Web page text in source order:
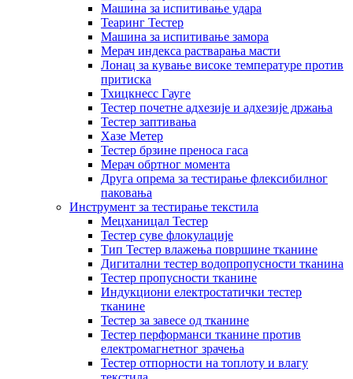
Машина за испитивање удара
Теаринг Тестер
Машина за испитивање замора
Мерач индекса растварања масти
Лонац за кување високе температуре против
притиска
Тхицкнесс Гауге
Тестер почетне адхезије и адхезије држања
Тестер заптивања
Хазе Метер
Тестер брзине преноса гаса
Мерач обртног момента
Друга опрема за тестирање флексибилног
паковања
Инструмент за тестирање текстила
Мецханицал Тестер
Тестер суве флокулације
Тип Тестер влажења површине тканине
Дигитални тестер водопропусности тканина
Тестер пропусности тканине
Индукциони електростатички тестер
тканине
Тестер за завесе од тканине
Тестер перформанси тканине против
електромагнетног зрачења
Тестер отпорности на топлоту и влагу